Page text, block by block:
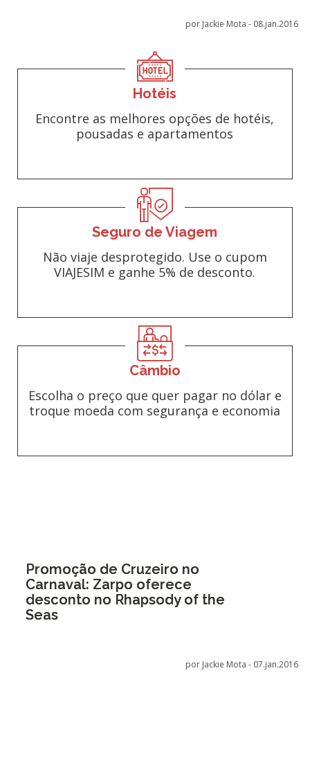
por Jackie Mota - 08.jan.2016
Hotéis
Encontre as melhores opções de hotéis,
pousadas e apartamentos
Seguro de Viagem
Não viaje desprotegido. Use o cupom
VIAJESIM e ganhe 5% de desconto.
Câmbio
Escolha o preço que quer pagar no dólar e
troque moeda com segurança e economia
Promoção de Cruzeiro no
Carnaval: Zarpo oferece
desconto no Rhapsody of the
Seas
por Jackie Mota - 07.jan.2016